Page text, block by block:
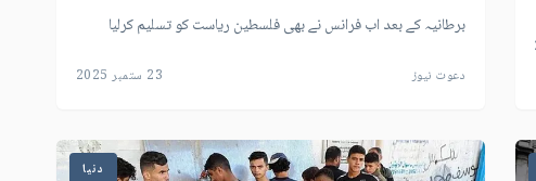
برطانیہ کے بعد اب فرانس نے بھی فلسطین ریاست کو تسلیم کرلیا
دعوت نیوز 23 ستمبر 2025
دنیا